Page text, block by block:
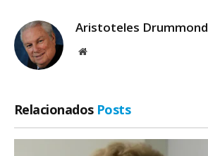
Aristoteles Drummond
Site
Relacionados Posts